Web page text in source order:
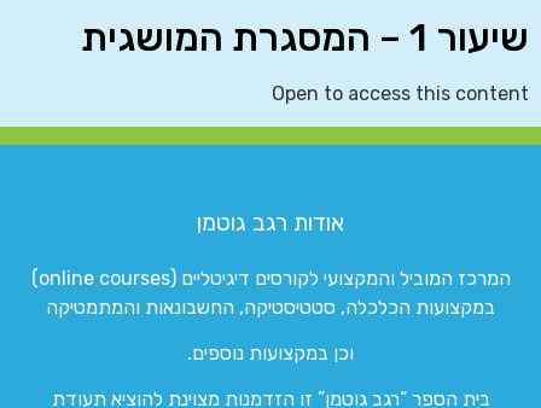
שיעור 1 – המסגרת המושגית
Open to access this content
אודות רגב גוטמן
המרכז המוביל והמקצועי לקורסים דיגיטליים (online courses)
במקצועות הכלכלה, סטטיסטיקה, החשבונאות והמתמטיקה
וכן במקצועות נוספים.
בית הספר “רגב גוטמן” זו הזדמנות מצוינת להוציא תעודת